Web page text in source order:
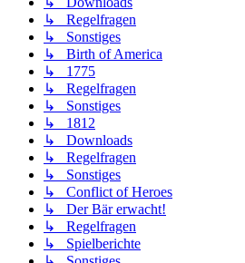
↳ Regelfragen
↳ Sonstiges
↳ Birth of America
↳ 1775
↳ Regelfragen
↳ Sonstiges
↳ 1812
↳ Downloads
↳ Regelfragen
↳ Sonstiges
↳ Conflict of Heroes
↳ Der Bär erwacht!
↳ Regelfragen
↳ Spielberichte